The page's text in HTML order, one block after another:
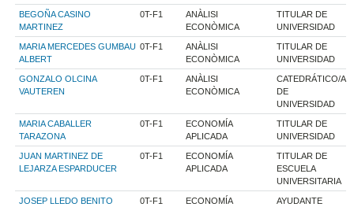
BEGOÑA CASINO
MARTINEZ
0T-F1
ANÀLISI
ECONÒMICA
TITULAR DE
UNIVERSIDAD
MARIA MERCEDES GUMBAU
ALBERT
0T-F1
ANÀLISI
ECONÒMICA
TITULAR DE
UNIVERSIDAD
GONZALO OLCINA
VAUTEREN
0T-F1
ANÀLISI
ECONÒMICA
CATEDRÁTICO/A
DE
UNIVERSIDAD
MARIA CABALLER
TARAZONA
0T-F1
ECONOMÍA
APLICADA
TITULAR DE
UNIVERSIDAD
JUAN MARTINEZ DE
LEJARZA ESPARDUCER
0T-F1
ECONOMÍA
APLICADA
TITULAR DE
ESCUELA
UNIVERSITARIA
JOSEP LLEDO BENITO 0T-F1
ECONOMÍA
AYUDANTE